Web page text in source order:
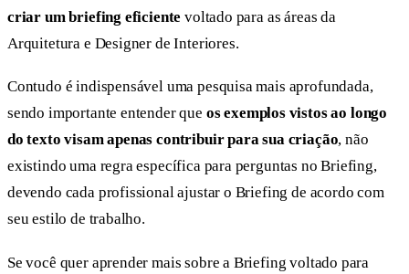
criar um briefing eficiente voltado para as áreas da
Arquitetura e Designer de Interiores.
Contudo é indispensável uma pesquisa mais aprofundada,
sendo importante entender que os exemplos vistos ao longo
do texto visam apenas contribuir para sua criação, não
existindo uma regra específica para perguntas no Briefing,
devendo cada profissional ajustar o Briefing de acordo com
seu estilo de trabalho.
Se você quer aprender mais sobre a Briefing voltado para